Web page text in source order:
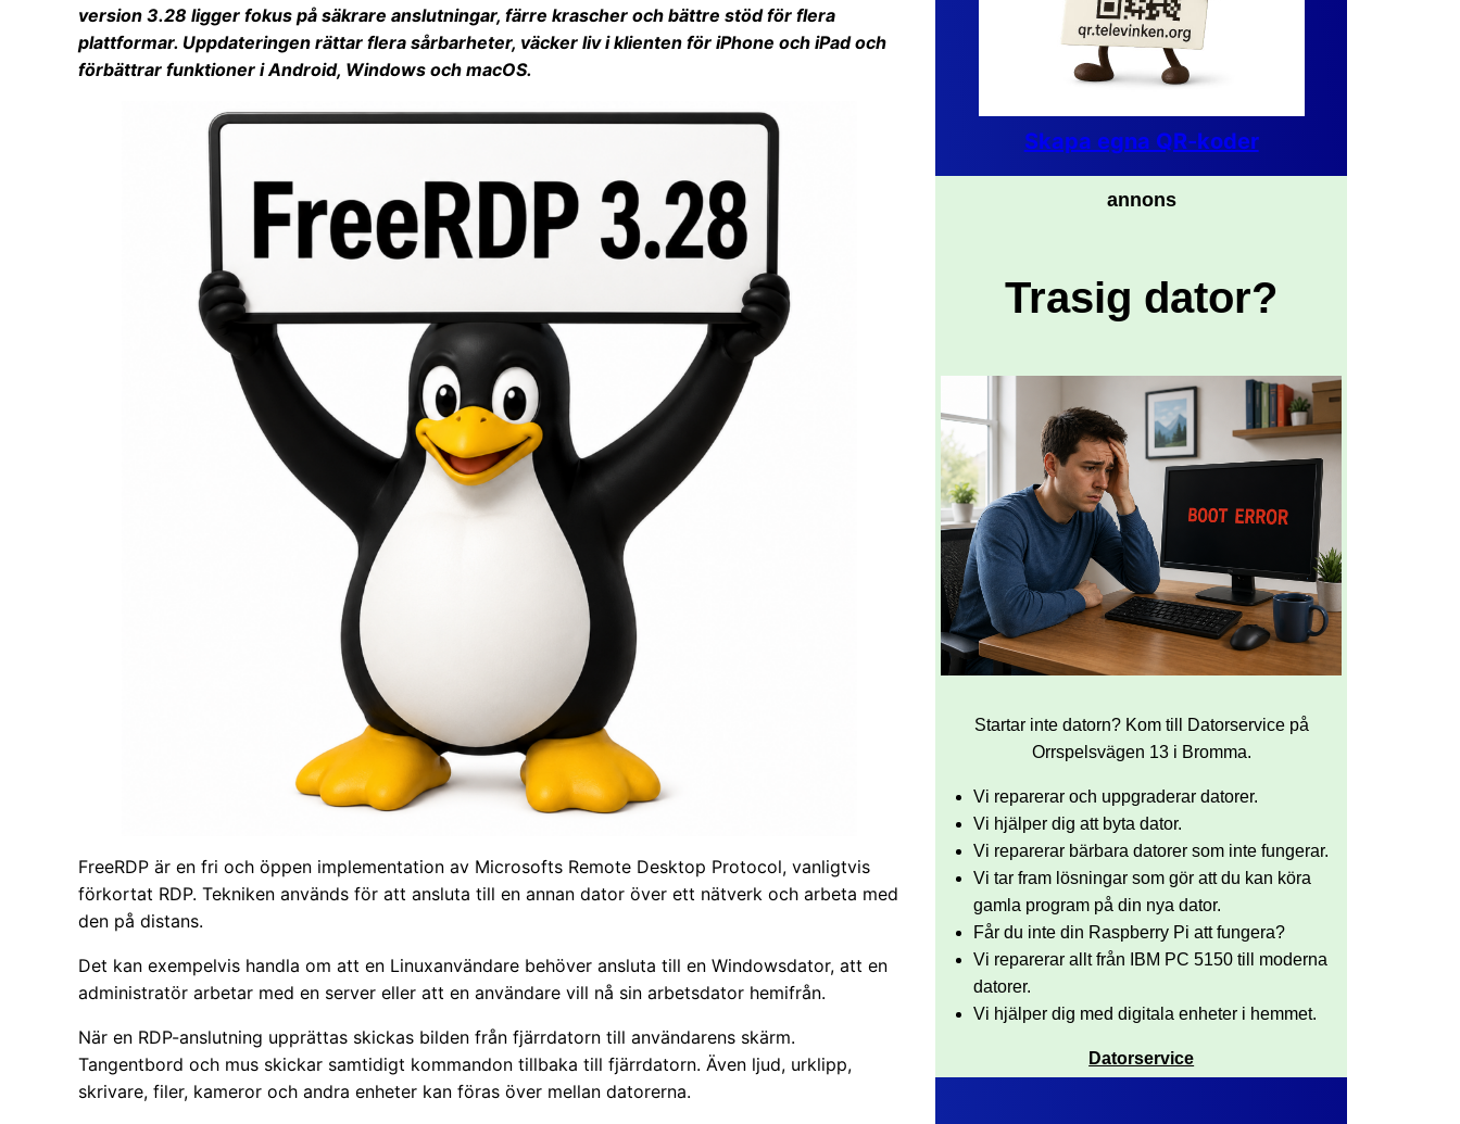
version 3.28 ligger fokus på säkrare anslutningar, färre krascher och bättre stöd för flera
plattformar. Uppdateringen rättar flera sårbarheter, väcker liv i klienten för iPhone och iPad och
förbättrar funktioner i Android, Windows och macOS.
FreeRDP är en fri och öppen implementation av Microsofts Remote Desktop Protocol, vanligtvis
förkortat RDP. Tekniken används för att ansluta till en annan dator över ett nätverk och arbeta med
den på distans.
Det kan exempelvis handla om att en Linuxanvändare behöver ansluta till en Windowsdator, att en
administratör arbetar med en server eller att en användare vill nå sin arbetsdator hemifrån.
När en RDP-anslutning upprättas skickas bilden från fjärrdatorn till användarens skärm.
Tangentbord och mus skickar samtidigt kommandon tillbaka till fjärrdatorn. Även ljud, urklipp,
skrivare, filer, kameror och andra enheter kan föras över mellan datorerna.
Skapa egna QR-koder
annons
Trasig dator?
Startar inte datorn? Kom till Datorservice på
Orrspelsvägen 13 i Bromma.
Vi reparerar och uppgraderar datorer.
Vi hjälper dig att byta dator.
Vi reparerar bärbara datorer som inte fungerar.
Vi tar fram lösningar som gör att du kan köra
gamla program på din nya dator.
Får du inte din Raspberry Pi att fungera?
Vi reparerar allt från IBM PC 5150 till moderna
datorer.
Vi hjälper dig med digitala enheter i hemmet.
Datorservice